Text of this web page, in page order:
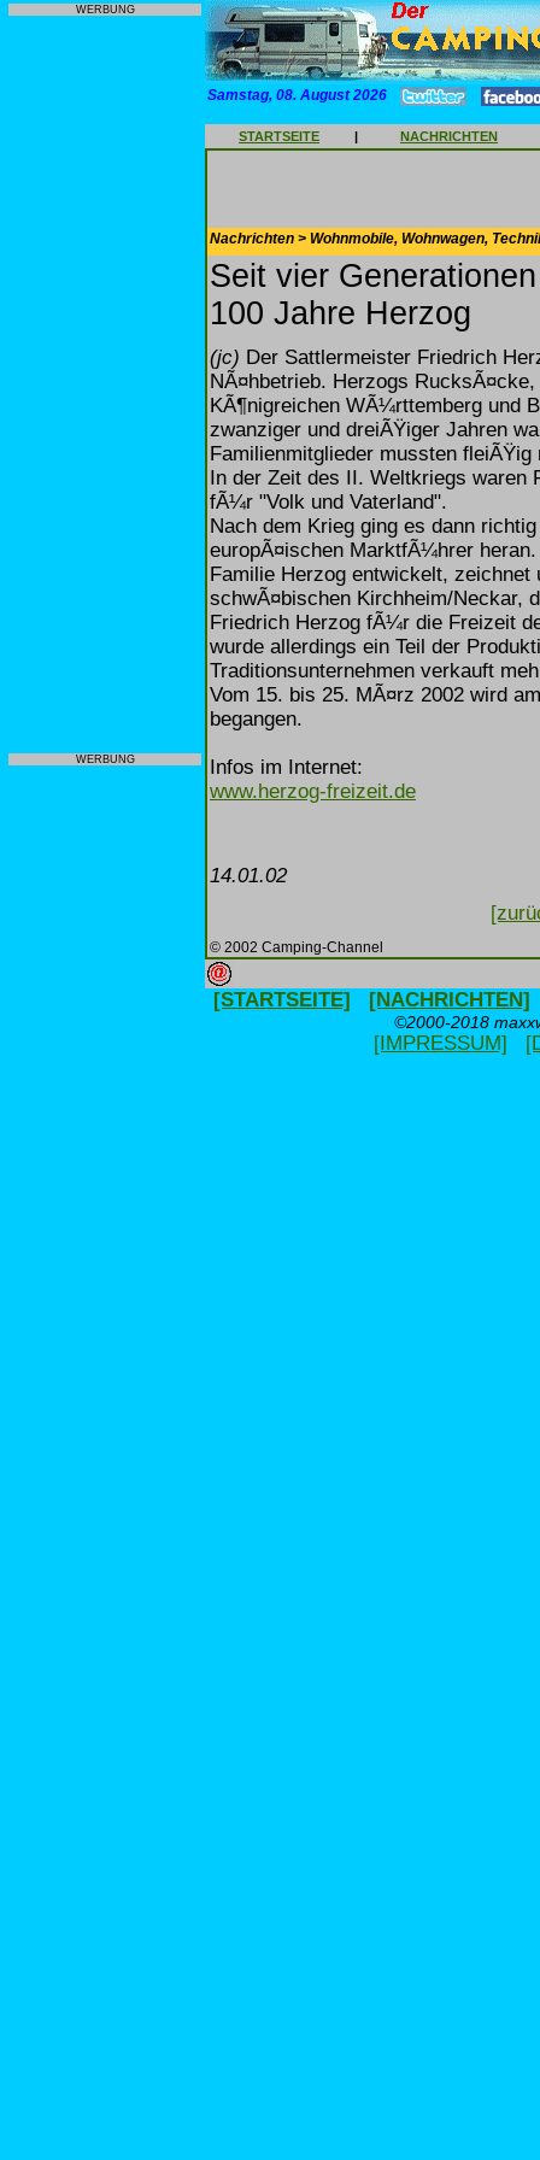
WERBUNG
WERBUNG
Samstag, 08. August 2026
STARTSEITE | NACHRICHTEN
Nachrichten > Wohnmobile, Wohnwagen,
Seit vier
100 Jahre Herzog
(jc) Der Sattlermeister Friedrich
NÃ¤hbetrieb. Herzogs
KÃ¶nigreichen WÃ¼rttemberg und
zwanziger und dreiÃŸiger Jahren
Familienmitglieder mussten fleiÃŸig
In der Zeit des II. Weltkriegs waren
fÃ¼r "Volk und Vaterland".
Nach dem Krieg ging es dann
europÃ¤ischen MarktfÃ¼hrer
Familie Herzog entwickelt,
schwÃ¤bischen Kirchheim/Neckar,
Friedrich Herzog fÃ¼r die Freizeit
wurde allerdings ein Teil der
Traditionsunternehmen verkauft
Vom 15. bis 25. MÃ¤rz 2002 wird
begangen.
Infos im Internet:
www.herzog-freizeit.de
14.01.02
© 2002 Camping-Channel
[STARTSEITE] [NACHRICHTEN]
©2000-2018
[IMPRESSUM]